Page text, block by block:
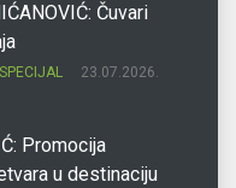
Čuvari
SPECIJAL 23.07.2026.
Promocija
u destinaciju